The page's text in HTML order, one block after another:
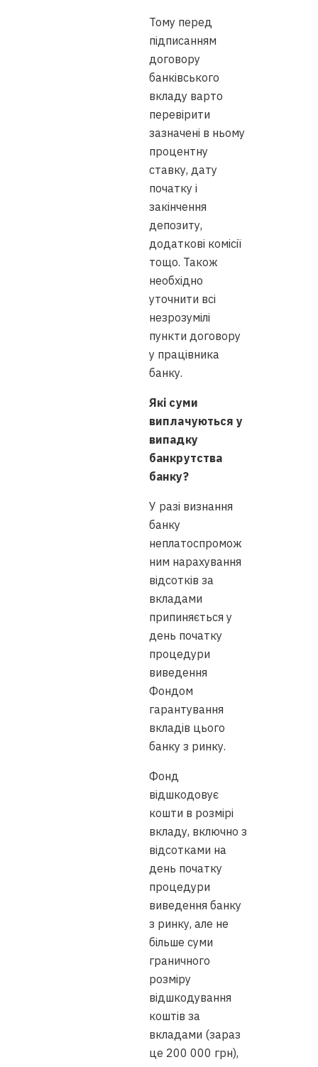
Тому перед
підписанням
договору
банківського
вкладу варто
перевірити
зазначені в ньому
процентну
ставку, дату
початку і
закінчення
депозиту,
додаткові комісії
тощо. Також
необхідно
уточнити всі
незрозумілі
пункти договору
у працівника
банку.
Які суми
виплачуються у
випадку
банкрутства
банку?
У разі визнання
банку
неплатоспромож
ним нарахування
відсотків за
вкладами
припиняється у
день початку
процедури
виведення
Фондом
гарантування
вкладів цього
банку з ринку.
Фонд
відшкодовує
кошти в розмірі
вкладу, включно з
відсотками на
день початку
процедури
виведення банку
з ринку, але не
більше суми
граничного
розміру
відшкодування
коштів за
вкладами (зараз
це 200 000 грн),